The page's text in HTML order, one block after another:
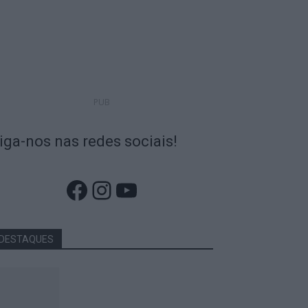
nos nas redes sociais!
Facebook
Instagram
YouTube